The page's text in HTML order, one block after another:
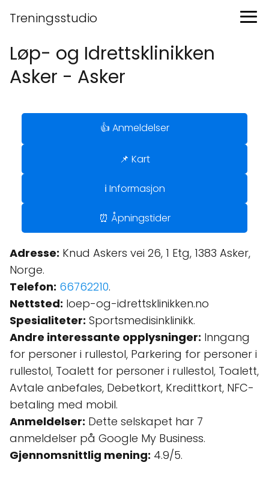
Treningsstudio
Løp- og Idrettsklinikken
Asker - Asker
👍 Anmeldelser
📌 Kart
ℹ️ Informasjon
⏰ Åpningstider
Adresse: Knud Askers vei 26, 1 Etg, 1383 Asker,
Norge.
Telefon: 66762210.
Nettsted: loep-og-idrettsklinikken.no
Spesialiteter: Sportsmedisinklinikk.
Andre interessante opplysninger: Inngang
for personer i rullestol, Parkering for personer i
rullestol, Toalett for personer i rullestol, Toalett,
Avtale anbefales, Debetkort, Kredittkort, NFC-
betaling med mobil.
Anmeldelser: Dette selskapet har 7
anmeldelser på Google My Business.
Gjennomsnittlig mening: 4.9/5.